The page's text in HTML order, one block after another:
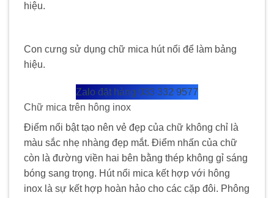
hiệu.
Con cưng sử dụng chữ mica hút nổi để làm bảng
hiệu.
Zalo đặt hàng 033 332 9577
Chữ mica trên hông inox
Điểm nổi bật tạo nên vẻ đẹp của chữ không chỉ là
màu sắc nhẹ nhàng đẹp mắt. Điểm nhấn của chữ
còn là đường viền hai bên bằng thép không gỉ sáng
bóng sang trọng. Hút nổi mica kết hợp với hông
inox là sự kết hợp hoàn hảo cho các cặp đôi. Phông